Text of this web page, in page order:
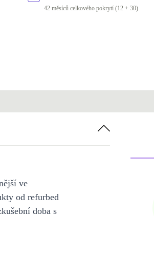
2000 GB
42 měsíců celkového pokrytí (12 + 30)
ve
od refurbed
doba s